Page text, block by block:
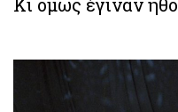
Κι όμως έγιναν